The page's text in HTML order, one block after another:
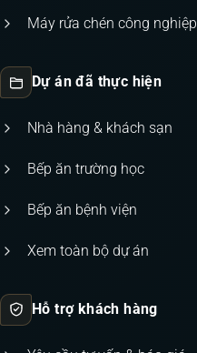
Máy rửa chén công nghiệp
Dự án đã thực hiện
Nhà hàng & khách sạn
Bếp ăn trường học
Bếp ăn bệnh viện
Xem toàn bộ dự án
Hỗ trợ khách hàng